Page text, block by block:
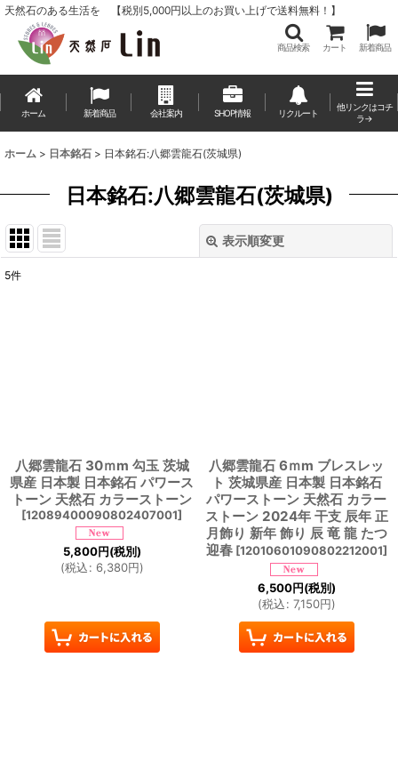
天然石のある生活を 【税別5,000円以上のお買い上げで送料無料！】
商品検索 カート 新着商品
ホーム 新着商品 会社案内 SHOP情報 リクルート
他リンクはコチ
ラ→
ホーム > 日本銘石 > 日本銘石:八郷雲龍石(茨城県)
日本銘石:八郷雲龍石(茨城県)
表示順変更
5件
八郷雲龍石 30ｍm 勾玉 茨城
県産 日本製 日本銘石 パワース
トーン 天然石 カラーストーン
[12089400090802407001]
5,800円(税別)
(税込: 6,380円)
八郷雲龍石 6ｍm ブレスレッ
ト 茨城県産 日本製 日本銘石
パワーストーン 天然石 カラー
ストーン 2024年 干支 辰年 正
月飾り 新年 飾り 辰 竜 龍 たつ
迎春 [12010601090802212001]
6,500円(税別)
(税込: 7,150円)